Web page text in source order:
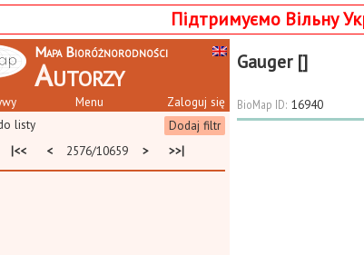
Підтримуємо Вільну
Mapa Bioróżnorodności
Autorzy
Zaloguj się
Menu
Dodaj filtr
listy
|<< < 2576/10659 > >>|
Gauger []
BioMap ID: 16940